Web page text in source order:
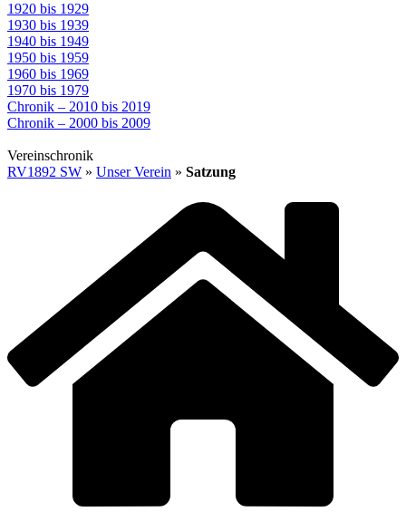
1920 bis 1929
1930 bis 1939
1940 bis 1949
1950 bis 1959
1960 bis 1969
1970 bis 1979
Chronik – 2010 bis 2019
Chronik – 2000 bis 2009
Vereinschronik
RV1892 SW » Unser Verein » Satzung